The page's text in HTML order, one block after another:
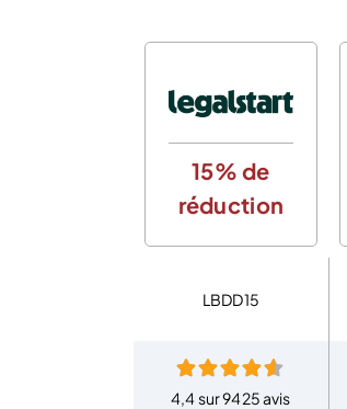
15% de
réduction
LBDD15
4,4 sur 9425 avis